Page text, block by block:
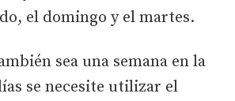
el domingo y el martes.
sea una semana en la
se necesite utilizar el